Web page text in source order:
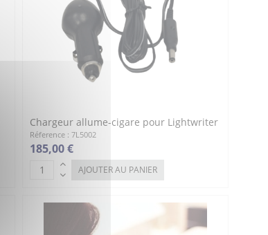
Chargeur allume-cigare pour Lightwriter
Réference : 7L5002
185,00 €
AJOUTER AU PANIER